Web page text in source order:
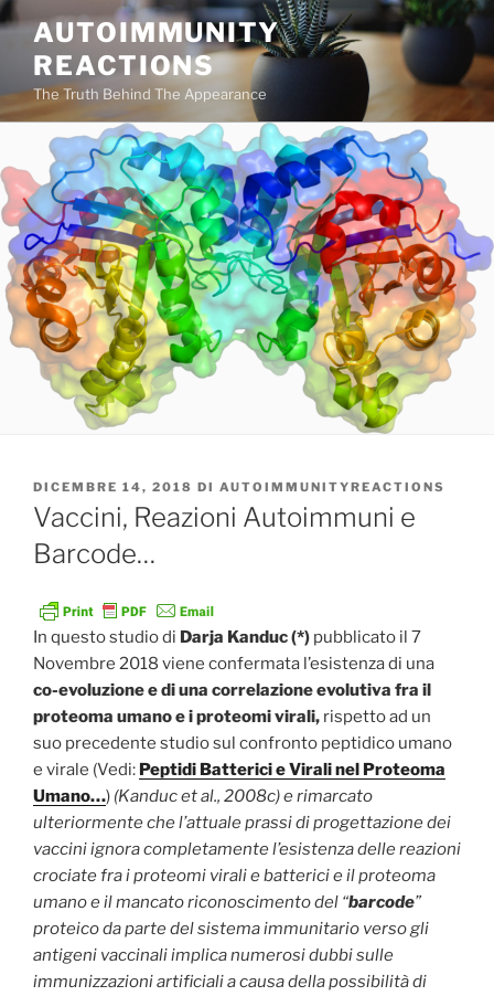
Salta
contenuto
AUTOIMMUNITY
REACTIONS
The Truth Behind The Appearance
PUBBLICATO
IL
DICEMBRE 14, 2018 DI AUTOIMMUNITYREACTIONS
Vaccini, Reazioni Autoimmuni e
Barcode…
In questo studio di Darja Kanduc (*) pubblicato il 7
Novembre 2018 viene confermata l’esistenza di una
co-evoluzione e di una correlazione evolutiva fra il
proteoma umano e i proteomi virali, rispetto ad un
suo precedente studio sul confronto peptidico umano
e virale (Vedi: Peptidi Batterici e Virali nel Proteoma
Umano…) (Kanduc et al., 2008c) e rimarcato
ulteriormente che l’attuale prassi di progettazione dei
vaccini ignora completamente l’esistenza delle reazioni
crociate fra i proteomi virali e batterici e il proteoma
umano e il mancato riconoscimento del “barcode”
proteico da parte del sistema immunitario verso gli
antigeni vaccinali implica numerosi dubbi sulle
immunizzazioni artificiali a causa della possibilità di